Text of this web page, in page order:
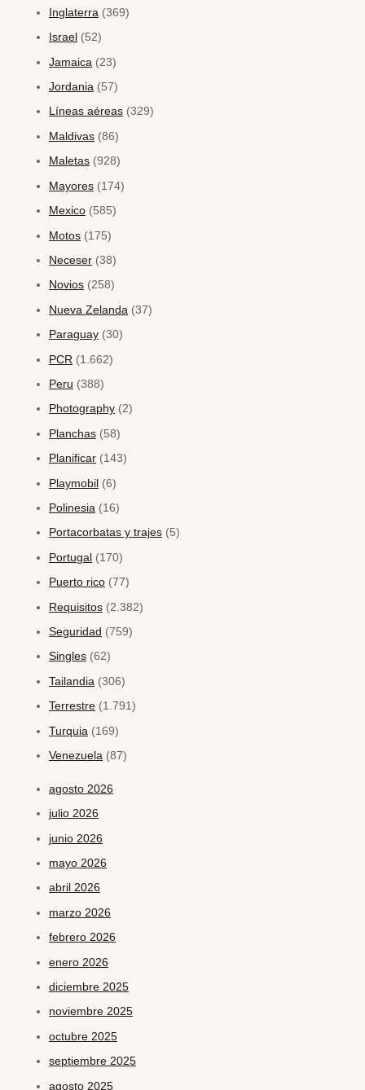
Inglaterra (369)
Israel (52)
Jamaica (23)
Jordania (57)
Líneas aéreas (329)
Maldivas (86)
Maletas (928)
Mayores (174)
Mexico (585)
Motos (175)
Neceser (38)
Novios (258)
Nueva Zelanda (37)
Paraguay (30)
PCR (1.662)
Peru (388)
Photography (2)
Planchas (58)
Planificar (143)
Playmobil (6)
Polinesia (16)
Portacorbatas y trajes (5)
Portugal (170)
Puerto rico (77)
Requisitos (2.382)
Seguridad (759)
Singles (62)
Tailandia (306)
Terrestre (1.791)
Turquia (169)
Venezuela (87)
agosto 2026
julio 2026
junio 2026
mayo 2026
abril 2026
marzo 2026
febrero 2026
enero 2026
diciembre 2025
noviembre 2025
octubre 2025
septiembre 2025
agosto 2025